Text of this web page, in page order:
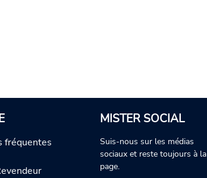
fréquentes
MISTER SOCIAL
Suis-nous sur les médias
sociaux et reste toujours à la
page.